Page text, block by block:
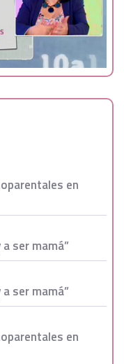
en
ser mamá”
ser mamá”
en